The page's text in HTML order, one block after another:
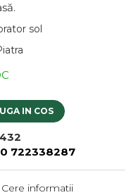
sol
IN COS
722338287
Cere informatii